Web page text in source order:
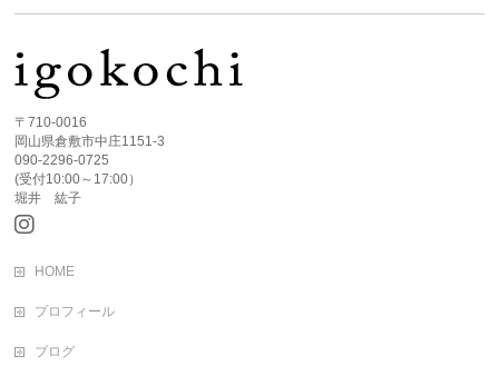
〒710-0016
岡山県倉敷市中庄1151-3
090-2296-0725
(受付10:00～17:00）
堀井 紘子
HOME
プロフィール
ブログ